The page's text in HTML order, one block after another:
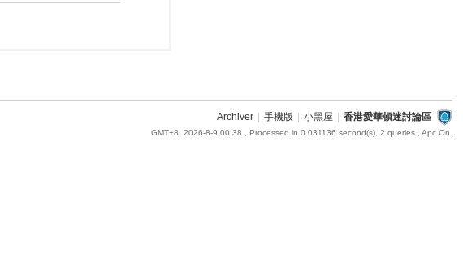
Archiver 手機版 小黑屋 香港愛華頓迷討論區
GMT+8, 2026-8-9 00:38 , Processed in 0.031136 second(s), 2 queries , Apc On.